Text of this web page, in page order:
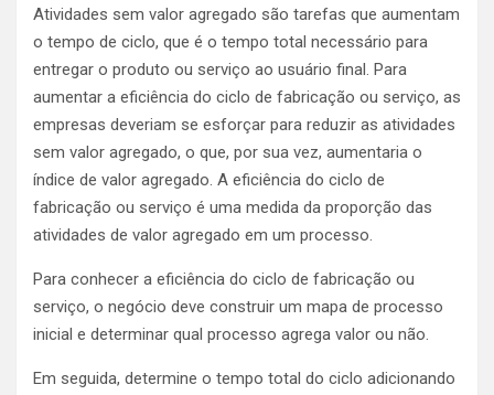
Atividades sem valor agregado são tarefas que aumentam
o tempo de ciclo, que é o tempo total necessário para
entregar o produto ou serviço ao usuário final. Para
aumentar a eficiência do ciclo de fabricação ou serviço, as
empresas deveriam se esforçar para reduzir as atividades
sem valor agregado, o que, por sua vez, aumentaria o
índice de valor agregado. A eficiência do ciclo de
fabricação ou serviço é uma medida da proporção das
atividades de valor agregado em um processo.
Para conhecer a eficiência do ciclo de fabricação ou
serviço, o negócio deve construir um mapa de processo
inicial e determinar qual processo agrega valor ou não.
Em seguida, determine o tempo total do ciclo adicionando